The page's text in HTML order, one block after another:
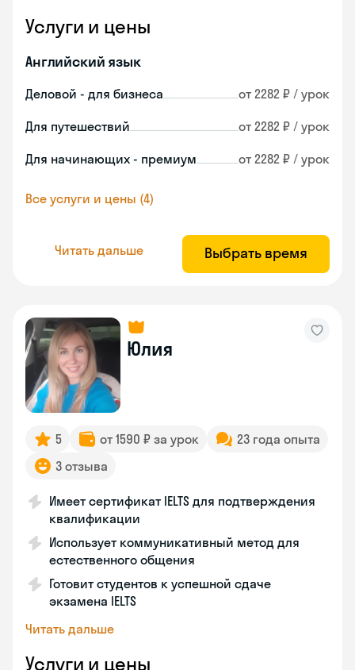
Услуги и цены
Английский язык
Деловой - для бизнеса от 2282 ₽ / урок
Для путешествий от 2282 ₽ / урок
Для начинающих - премиум от 2282 ₽ / урок
Все услуги и цены (4)
Читать дальше Выбрать время
Юлия
5 от 1590 ₽ за урок
23 года опыта
3 отзыва
Имеет сертификат IELTS для подтверждения
квалификации
Использует коммуникативный метод для
естественного общения
Готовит студентов к успешной сдаче
экзамена IELTS
Читать дальше
Услуги и цены